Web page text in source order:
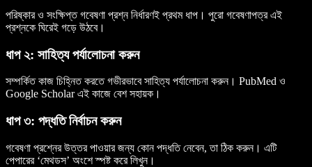
পরিষ্কার ও সংক্ষিপ্ত গবেষণা প্রশ্ন নির্ধারণই প্রথম ধাপ। পুরো গবেষণাপত্র এই
প্রশ্নকে ঘিরেই গড়ে উঠবে।
ধাপ ২: সাহিত্য পর্যালোচনা করুন
সম্পর্কিত কাজ চিহ্নিত করতে গভীরভাবে সাহিত্য পর্যালোচনা করুন। PubMed ও
Google Scholar এই কাজে বেশ সহায়ক।
ধাপ ৩: পদ্ধতি নির্বাচন করুন
গবেষণা প্রশ্নের উত্তর পাওয়ার জন্য কোন পদ্ধতি নেবেন, তা ঠিক করুন। এটি
পেপারের ‘মেথডস’ অংশে স্পষ্ট করে লিখুন।